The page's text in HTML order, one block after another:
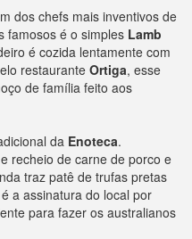
dos chefs mais inventivos de
famosos é o simples Lamb
é cozida lentamente com
restaurante Ortiga, esse
de família feito aos
da Enoteca.
recheio de carne de porco e
traz patê de trufas pretas
a assinatura do local por
para fazer os australianos